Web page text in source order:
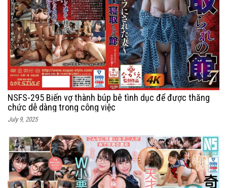
NSFS-295 Biến vợ thành búp bê tình dục để được thăng
chức dễ dàng trong công việc
July 9, 2025